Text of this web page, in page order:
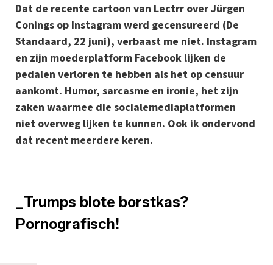
Dat de recente cartoon van Lectrr over Jürgen
Conings op Instagram werd gecensureerd (De
Standaard, 22 juni), verbaast me niet. Instagram
en zijn moederplatform Facebook lijken de
pedalen verloren te hebben als het op censuur
aankomt. Humor, sarcasme en ironie, het zijn
zaken waarmee die socialemediaplatformen
niet overweg lijken te kunnen. Ook ik ondervond
dat recent meerdere keren.
_Trumps blote borstkas?
Pornografisch!